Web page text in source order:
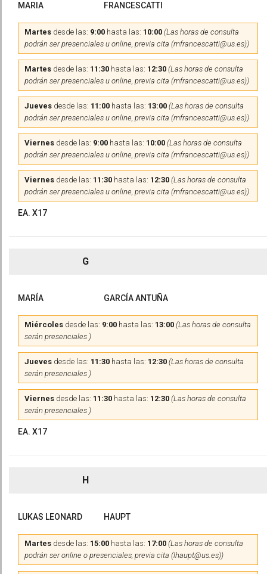
MARIA FRANCESCATTI
Martes desde las: 9:00 hasta las: 10:00 (Las horas de consulta
podrán ser presenciales u online, previa cita (mfrancescatti@us.es))
Martes desde las: 11:30 hasta las: 12:30 (Las horas de consulta
podrán ser presenciales u online, previa cita (mfrancescatti@us.es))
Jueves desde las: 11:00 hasta las: 13:00 (Las horas de consulta
podrán ser presenciales u online, previa cita (mfrancescatti@us.es))
Viernes desde las: 9:00 hasta las: 10:00 (Las horas de consulta
podrán ser presenciales u online, previa cita (mfrancescatti@us.es))
Viernes desde las: 11:30 hasta las: 12:30 (Las horas de consulta
podrán ser presenciales u online, previa cita (mfrancescatti@us.es))
EA. X17
G
MARÍA GARCÍA ANTUÑA
Miércoles desde las: 9:00 hasta las: 13:00 (Las horas de consulta
serán presenciales )
Jueves desde las: 11:30 hasta las: 12:30 (Las horas de consulta
serán presenciales )
Viernes desde las: 11:30 hasta las: 12:30 (Las horas de consulta
serán presenciales )
EA. X17
H
LUKAS LEONARD HAUPT
Martes desde las: 15:00 hasta las: 17:00 (Las horas de consulta
podrán ser online o presenciales, previa cita (lhaupt@us.es))